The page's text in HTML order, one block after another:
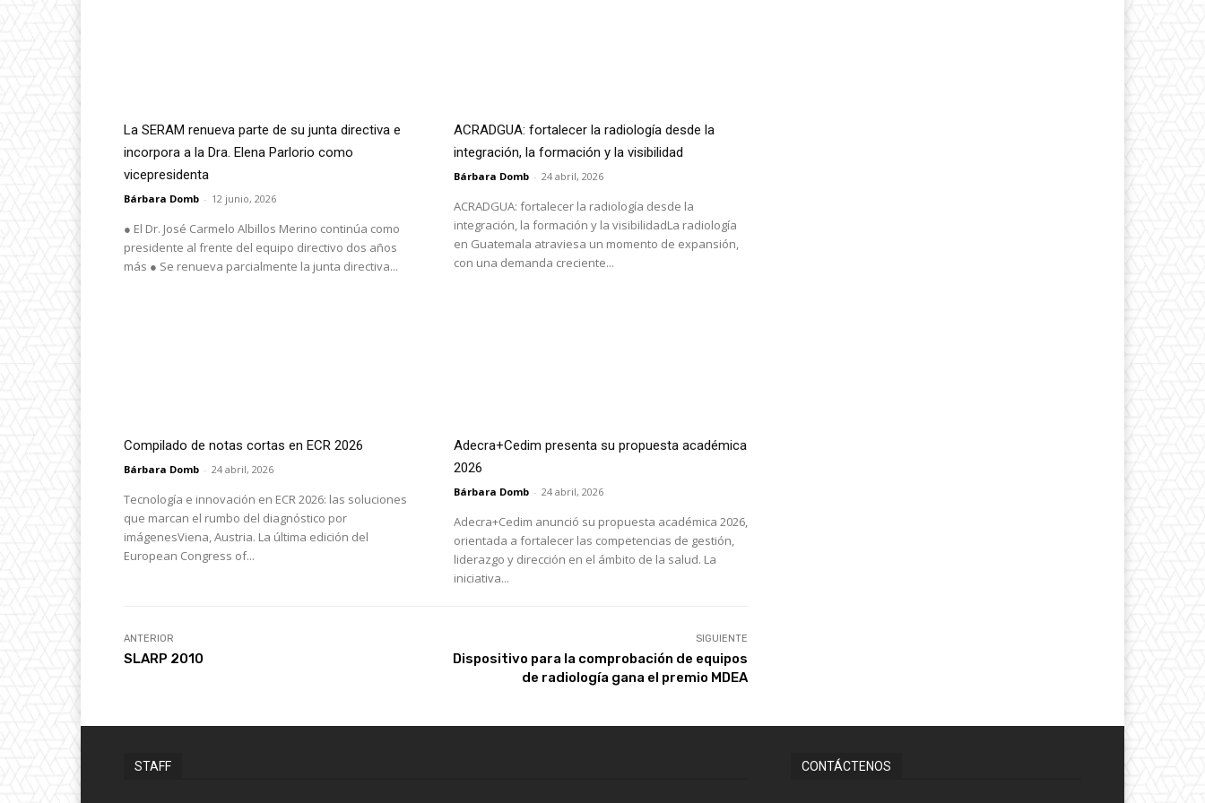
La SERAM renueva parte de su junta directiva e
incorpora a la Dra. Elena Parlorio como
vicepresidenta
Bárbara Domb - 12 junio, 2026
● El Dr. José Carmelo Albillos Merino continúa como
presidente al frente del equipo directivo dos años
más ● Se renueva parcialmente la junta directiva...
ACRADGUA: fortalecer la radiología desde la
integración, la formación y la visibilidad
Bárbara Domb - 24 abril, 2026
ACRADGUA: fortalecer la radiología desde la
integración, la formación y la visibilidadLa radiología
en Guatemala atraviesa un momento de expansión,
con una demanda creciente...
Compilado de notas cortas en ECR 2026
Bárbara Domb - 24 abril, 2026
Tecnología e innovación en ECR 2026: las soluciones
que marcan el rumbo del diagnóstico por
imágenesViena, Austria. La última edición del
European Congress of...
Adecra+Cedim presenta su propuesta académica
2026
Bárbara Domb - 24 abril, 2026
Adecra+Cedim anunció su propuesta académica 2026,
orientada a fortalecer las competencias de gestión,
liderazgo y dirección en el ámbito de la salud. La
iniciativa...
ANTERIOR
SLARP 2010
SIGUIENTE
Dispositivo para la comprobación de equipos
de radiología gana el premio MDEA
STAFF CONTÁCTENOS